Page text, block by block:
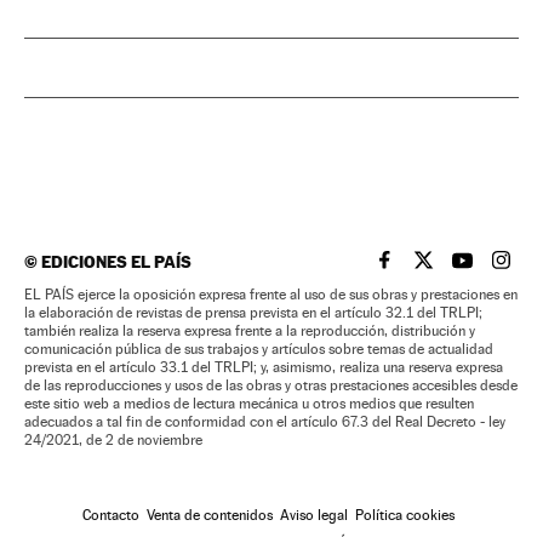
©EDICIONES EL PAÍS EL PAÍS BRASIL EN
EL PAÍSEL PAÍS
EL
EL PAÍS ejerce la oposición expresa frente al uso de sus obras y prestaciones en
la elaboración de revistas de prensa prevista en el artículo 32.1 del TRLPI;
también realiza la reserva expresa frente a la reproducción, distribución y
comunicación pública de sus trabajos y artículos sobre temas de actualidad
prevista en el artículo 33.1 del TRLPI; y, asimismo, realiza una reserva expresa
de las reproducciones y usos de las obras y otras prestaciones accesibles desde
este sitio web a medios de lectura mecánica u otros medios que resulten
adecuados a tal fin de conformidad con el artículo 67.3 del Real Decreto - ley
24/2021, de 2 de noviembre
Contacto Venta de contenidos Aviso legal
Política cookies